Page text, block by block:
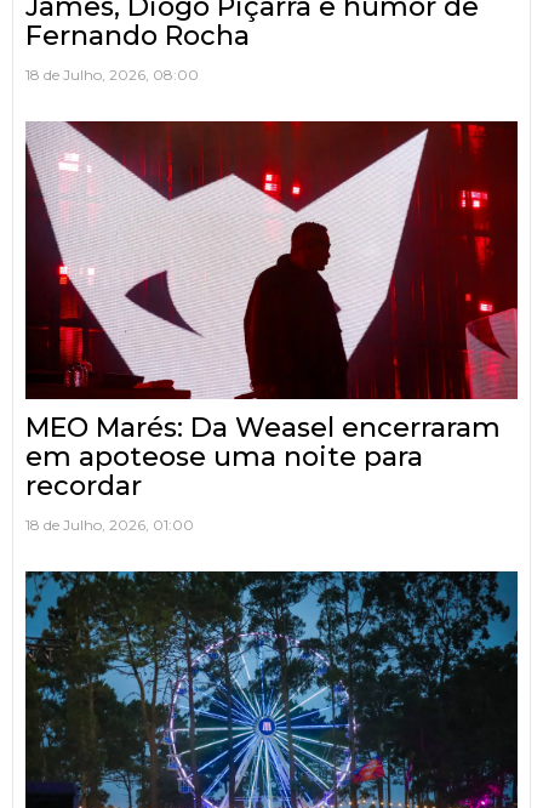
James, Diogo Piçarra e humor de
Fernando Rocha
18 de Julho, 2026, 08:00
MEO Marés: Da Weasel encerraram
em apoteose uma noite para
recordar
18 de Julho, 2026, 01:00